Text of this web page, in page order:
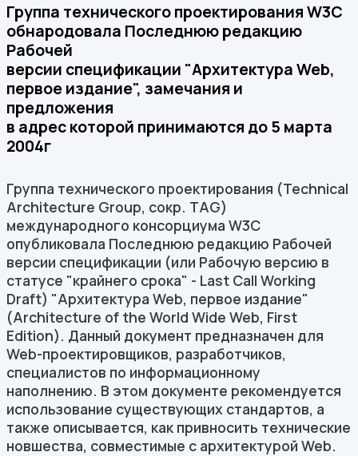
Группа технического проектирования W3C
обнародовала Последнюю редакцию
Рабочей
версии спецификации "Архитектура Web,
первое издание", замечания и
предложения
в адрес которой принимаются до 5 марта
2004г
Группа технического проектирования (Technical
Architecture Group, сокр. TAG)
международного консорциума W3C
опубликовала Последнюю редакцию Рабочей
версии спецификации (или Рабочую версию в
статусе "крайнего срока" - Last Call Working
Draft) "Архитектура Web, первое издание"
(Architecture of the World Wide Web, First
Edition). Данный документ предназначен для
Web-проектировщиков, разработчиков,
специалистов по информационному
наполнению. В этом документе рекомендуется
использование существующих стандартов, а
также описывается, как привносить технические
новшества, совместимые с архитектурой Web.